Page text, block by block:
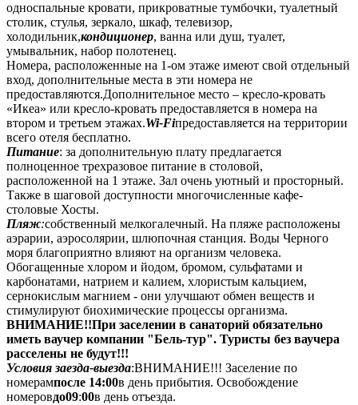
односпальные кровати, прикроватные тумбочки, туалетный
столик, стулья, зеркало, шкаф, телевизор,
холодильник,кондиционер, ванна или душ, туалет,
умывальник, набор полотенец.
Номера, расположенные на 1-ом этаже имеют свой отдельный
вход, дополнительные места в эти номера не
предоставляются.Дополнительное место – кресло-кровать
«Икеа» или кресло-кровать предоставляется в номера на
втором и третьем этажах.Wi-Fiпредоставляется на территории
всего отеля бесплатно.
Питание: за дополнительную плату предлагается
полноценное трехразовое питание в столовой,
расположенной на 1 этаже. Зал очень уютный и просторный.
Также в шаговой доступности многочисленные кафе-
столовые Хосты.
Пляж:собственный мелкогалечный. На пляже расположены
аэрарии, аэросолярии, шлюпочная станция. Воды Черного
моря благоприятно влияют на организм человека.
Обогащенные хлором и йодом, бромом, сульфатами и
карбонатами, натрием и калием, хлористым кальцием,
сернокислым магнием - они улучшают обмен веществ и
стимулируют биохимические процессы организма.
ВНИМАНИЕ!!При заселении в санаторий обязательно
иметь ваучер компании "Бель-тур". Туристы без ваучера
расселены не будут!!!
Условия заезда-выезда:ВНИМАНИЕ!!! Заселение по
номерампосле 14:00в день прибытия. Освобождение
номеровдо09:00в день отъезда.